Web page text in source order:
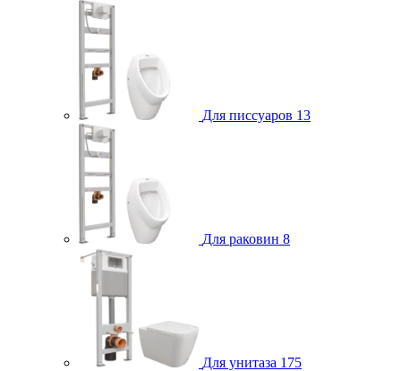
Для писсуаров 13
Для раковин 8
Для унитаза 175